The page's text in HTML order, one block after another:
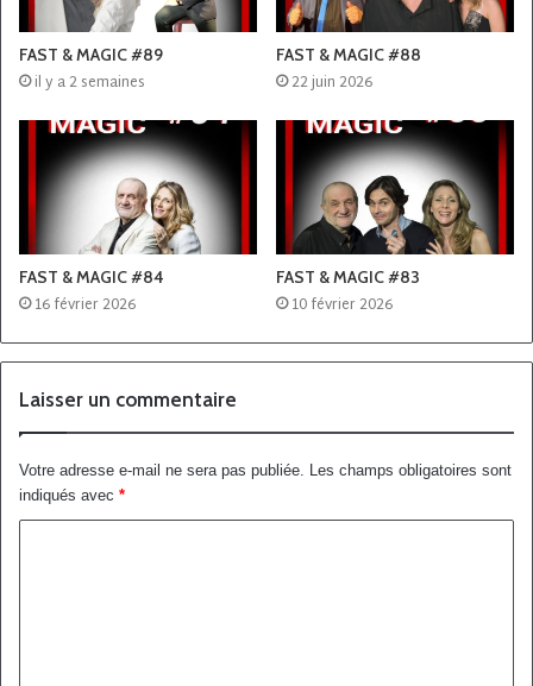
FAST & MAGIC #89
il y a 2 semaines
FAST & MAGIC #88
22 juin 2026
FAST & MAGIC #84
16 février 2026
FAST & MAGIC #83
10 février 2026
Laisser un commentaire
Votre adresse e-mail ne sera pas publiée. Les champs obligatoires sont
indiqués avec *